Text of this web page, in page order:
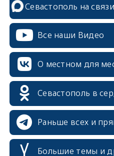
Севастополь на связи
Все наши Видео
О местном для
Севастополь в
Раньше всех и
Большие темы и